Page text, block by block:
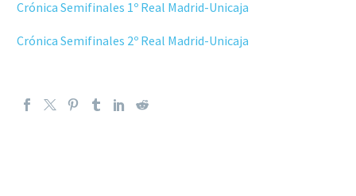
Crónica Semifinales 1º Real Madrid-Unicaja
Crónica Semifinales 2º Real Madrid-Unicaja